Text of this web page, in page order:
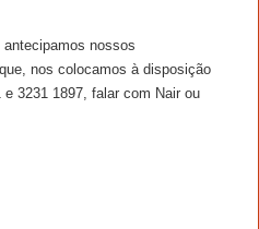
nossos
nos colocamos à disposição
3231 1897, falar com Nair ou